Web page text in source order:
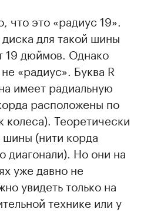
что это «радиус 19».
для такой шины
19 дюймов. Однако
«радиус». Буква R
имеет радиальную
расположены по
колеса). Теоретически
шины (нити корда
диагонали). Но они на
уже давно не
увидеть только на
технике или у